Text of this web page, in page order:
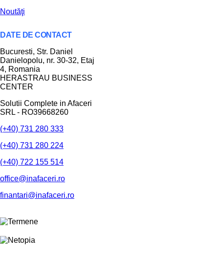
Noutăţi
DATE DE CONTACT
Bucuresti, Str. Daniel
Danielopolu, nr. 30-32, Etaj
4, Romania
HERASTRAU BUSINESS
CENTER
Solutii Complete in Afaceri
SRL - RO39668260
(+40) 731 280 333
(+40) 731 280 224
(+40) 722 155 514
office@inafaceri.ro
finantari@inafaceri.ro